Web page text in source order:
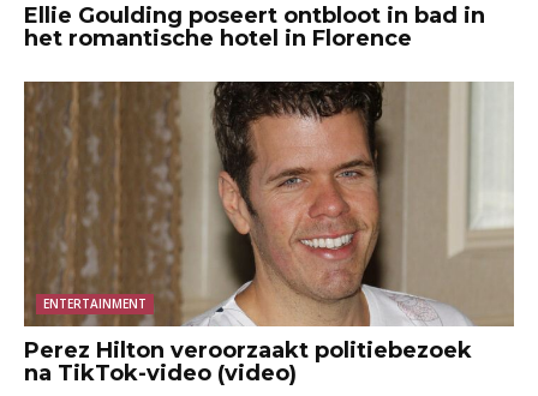
Ellie Goulding poseert ontbloot in bad in
het romantische hotel in Florence
ENTERTAINMENT
Perez Hilton veroorzaakt politiebezoek
na TikTok-video (video)